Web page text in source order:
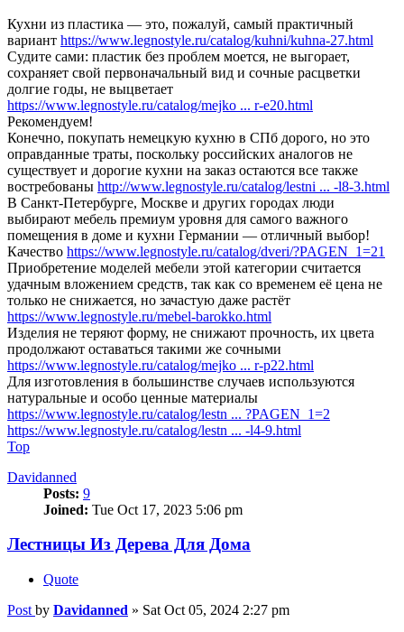
Кухни из пластика — это, пожалуй, самый практичный
вариант https://www.legnostyle.ru/catalog/kuhni/kuhna-27.html
Судите сами: пластик без проблем моется, не выгорает,
сохраняет свой первоначальный вид и сочные расцветки
долгие годы, не выцветает
https://www.legnostyle.ru/catalog/mejko ... r-e20.html
Рекомендуем!
Конечно, покупать немецкую кухню в СПб дорого, но это
оправданные траты, поскольку российских аналогов не
существует и дорогие кухни на заказ остаются все также
востребованы http://www.legnostyle.ru/catalog/lestni ... -l8-3.html
В Санкт-Петербурге, Москве и других городах люди
выбирают мебель премиум уровня для самого важного
помещения в доме и кухни Германии — отличный выбор!
Качество https://www.legnostyle.ru/catalog/dveri/?PAGEN_1=21
Приобретение моделей мебели этой категории считается
удачным вложением средств, так как со временем её цена не
только не снижается, но зачастую даже растёт
https://www.legnostyle.ru/mebel-barokko.html
Изделия не теряют форму, не снижают прочность, их цвета
продолжают оставаться такими же сочными
https://www.legnostyle.ru/catalog/mejko ... r-p22.html
Для изготовления в большинстве случаев используются
натуральные и особо ценные материалы
https://www.legnostyle.ru/catalog/lestn ... ?PAGEN_1=2
https://www.legnostyle.ru/catalog/lestn ... -l4-9.html
Top
Davidanned
Posts: 9
Joined: Tue Oct 17, 2023 5:06 pm
Лестницы Из Дерева Для Дома
Quote
Post by Davidanned » Sat Oct 05, 2024 2:27 pm